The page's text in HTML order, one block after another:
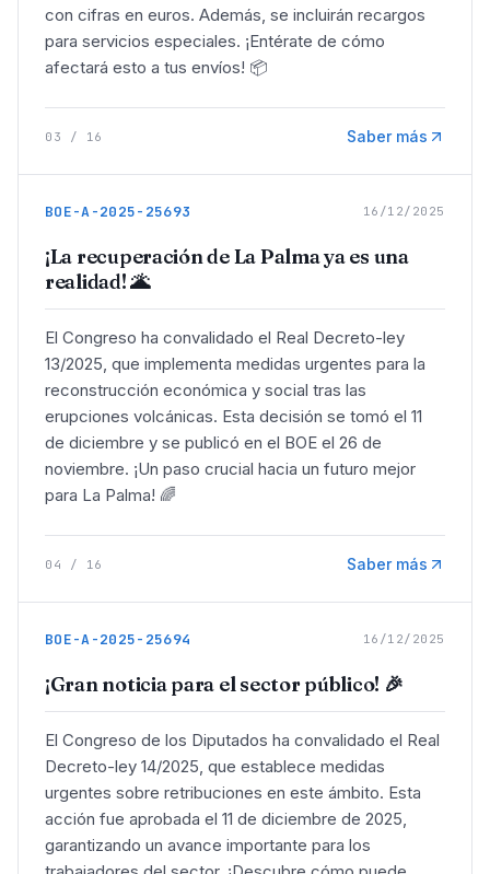
con cifras en euros. Además, se incluirán recargos
para servicios especiales. ¡Entérate de cómo
afectará esto a tus envíos! 📦
03 / 16 Saber más
BOE-A-2025-25693 16/12/2025
¡La recuperación de La Palma ya es una
realidad! 🌋
El Congreso ha convalidado el Real Decreto-ley
13/2025, que implementa medidas urgentes para la
reconstrucción económica y social tras las
erupciones volcánicas. Esta decisión se tomó el 11
de diciembre y se publicó en el BOE el 26 de
noviembre. ¡Un paso crucial hacia un futuro mejor
para La Palma! 🌈
04 / 16 Saber más
BOE-A-2025-25694 16/12/2025
¡Gran noticia para el sector público! 🎉
El Congreso de los Diputados ha convalidado el Real
Decreto-ley 14/2025, que establece medidas
urgentes sobre retribuciones en este ámbito. Esta
acción fue aprobada el 11 de diciembre de 2025,
garantizando un avance importante para los